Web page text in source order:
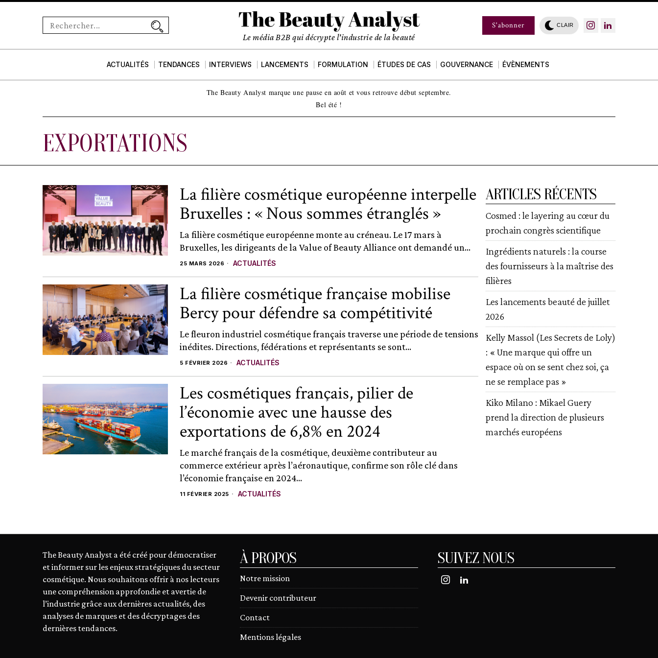
Le média B2B qui décrypte l'industrie de la beauté
S'abonner CLAIR
ACTUALITÉS TENDANCES INTERVIEWS LANCEMENTS FORMULATION ÉTUDES DE CAS GOUVERNANCE ÉVÈNEMENTS
The Beauty Analyst marque une pause en août et vous retrouve début septembre.
Bel été !
EXPORTATIONS
La filière cosmétique européenne interpelle
Bruxelles : « Nous sommes étranglés »
La filière cosmétique européenne monte au créneau. Le 17 mars à
Bruxelles, les dirigeants de la Value of Beauty Alliance ont demandé un...
25 MARS 2026 ACTUALITÉS
La filière cosmétique française mobilise
Bercy pour défendre sa compétitivité
Le fleuron industriel cosmétique français traverse une période de tensions
inédites. Directions, fédérations et représentants se sont...
5 FÉVRIER 2026 ACTUALITÉS
Les cosmétiques français, pilier de
l’économie avec une hausse des
exportations de 6,8% en 2024
Le marché français de la cosmétique, deuxième contributeur au
commerce extérieur après l’aéronautique, confirme son rôle clé dans
l’économie française en 2024...
11 FÉVRIER 2025 ACTUALITÉS
ARTICLES RÉCENTS
Cosmed : le layering au cœur du
prochain congrès scientifique
Ingrédients naturels : la course
des fournisseurs à la maîtrise des
filières
Les lancements beauté de juillet
2026
Kelly Massol (Les Secrets de Loly)
: « Une marque qui offre un
espace où on se sent chez soi, ça
ne se remplace pas »
Kiko Milano : Mikael Guery
prend la direction de plusieurs
marchés européens
The Beauty Analyst a été créé pour démocratiser
et informer sur les enjeux stratégiques du secteur
cosmétique. Nous souhaitons offrir à nos lecteurs
une compréhension approfondie et avertie de
l’industrie grâce aux dernières actualités, des
analyses de marques et des décryptages des
dernières tendances.
À PROPOS
Notre mission
Devenir contributeur
Contact
Mentions légales
SUIVEZ NOUS